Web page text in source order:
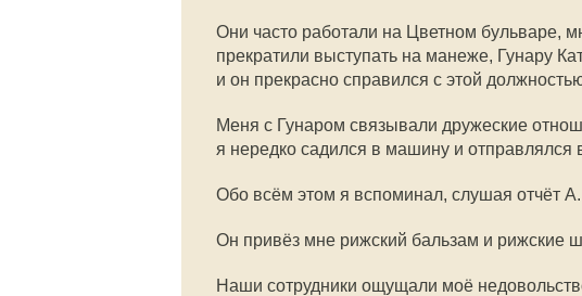
Они часто работали на Цветном бульваре,
прекратили выступать на манеже, Гунару
и он прекрасно справился с этой
Меня с Гунаром связывали дружеские
я нередко садился в машину и отправлялся
Обо всём этом я вспоминал, слушая отчёт А.
Он привёз мне рижский бальзам и рижские
Наши сотрудники ощущали моё